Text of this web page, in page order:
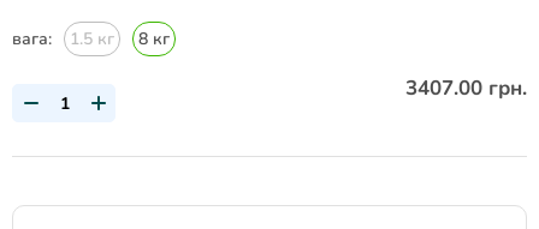
вага: 1.5 кг 8 кг
3407.00 грн.